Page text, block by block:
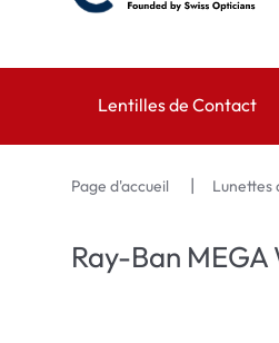
Lentilles de Contact
MARQUES
Acuvue
Page d'accueil Lunettes
Ray-Ban MEGA